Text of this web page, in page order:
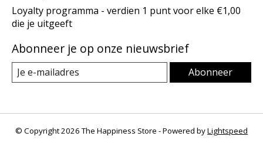
Loyalty programma - verdien 1 punt voor elke €1,00
die je uitgeeft
Abonneer je op onze nieuwsbrief
Abonneer
© Copyright 2026 The Happiness Store - Powered byLightspeed